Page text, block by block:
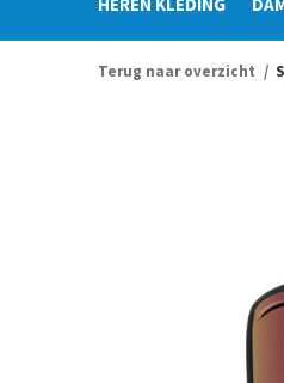
Terug naar overzicht